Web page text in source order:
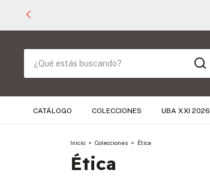
CATÁLOGO COLECCIONES UBA XXI 2026
Inicio > Colecciones > Ética
Ética